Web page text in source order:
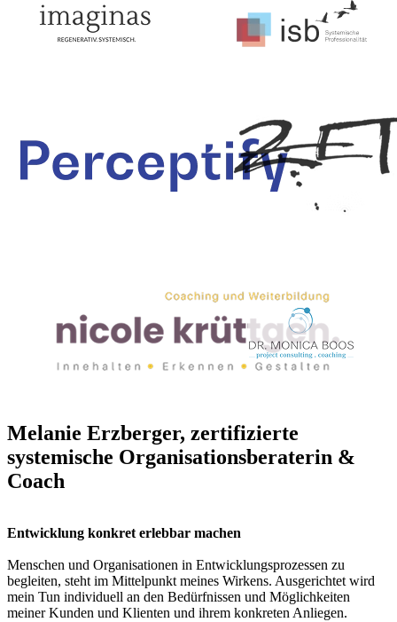
Melanie Erzberger, zertifizierte
systemische Organisationsberaterin &
Coach
Entwicklung konkret erlebbar machen
Menschen und Organisationen in Entwicklungsprozessen zu
begleiten, steht im Mittelpunkt meines Wirkens. Ausgerichtet wird
mein Tun individuell an den Bedürfnissen und Möglichkeiten
meiner Kunden und Klienten und ihrem konkreten Anliegen.